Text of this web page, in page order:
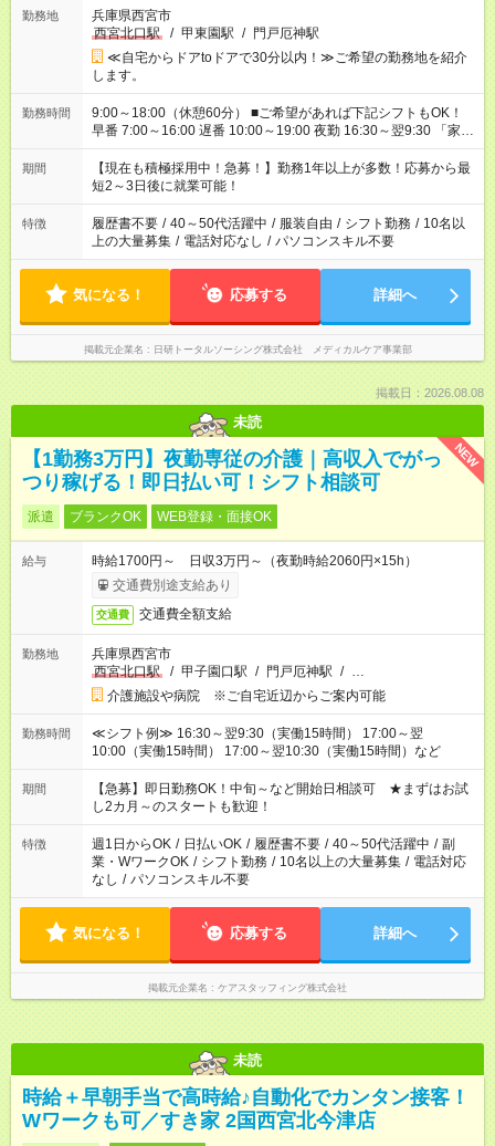
勤務地
兵庫県西宮市
西宮北口駅
/ 甲東園駅 / 門戸厄神駅
≪自宅からドアtoドアで30分以内！≫ご希望の勤務地を紹介
します。
勤務時間
9:00～18:00（休憩60分） ■ご希望があれば下記シフトもOK！
早番 7:00～16:00 遅番 10:00～19:00 夜勤 16:30～翌9:30 「家族
と休みを合わせたい」 「余裕を持って夕飯の準備がしたい」
「できれば残業はしたくない」 など、ご希望を教えてください
ね。 ※Wワーク希望の方へ 今ご覧のお仕事で希望する勤務時間
と、もう1つのお仕事の勤務時間。 合計で週40時間を超える場
合は応募できません。
期間
【現在も積極採用中！急募！】勤務1年以上が多数！応募から最
短2～3日後に就業可能！
特徴 履歴書不要 / 40～50代活躍中 / 服装自由 / シフト勤務 / 10名以
上の大量募集 / 電話対応なし / パソコンスキル不要
気になる！ 応募する 詳細へ
掲載元企業名 日研トータルソーシング株式会社 メディカルケア事業部
掲載日：2026.08.08
未読
NEW
【1勤務3万円】夜勤専従の介護｜高収入でがっ
つり稼げる！即日払い可！シフト相談可
派遣 ブランクOK WEB登録・面接OK
給与
時給1700円～ 日収3万円～（夜勤時給2060円×15h）
交通費別途支給あり
交通費 交通費全額支給
勤務地
兵庫県西宮市
西宮北口駅
/ 甲子園口駅 / 門戸厄神駅 / …
介護施設や病院 ※ご自宅近辺からご案内可能
勤務時間
≪シフト例≫ 16:30～翌9:30（実働15時間） 17:00～翌
10:00（実働15時間） 17:00～翌10:30（実働15時間）など
期間
【急募】即日勤務OK！中旬～など開始日相談可 ★まずはお試
し2カ月～のスタートも歓迎！
特徴 週1日からOK / 日払いOK / 履歴書不要 / 40～50代活躍中 / 副
業・WワークOK / シフト勤務 / 10名以上の大量募集 / 電話対応
なし / パソコンスキル不要
気になる！ 応募する 詳細へ
掲載元企業名 ケアスタッフィング株式会社
未読
時給＋早朝手当で高時給♪自動化でカンタン接客！
Wワークも可／すき家 2国西宮北今津店